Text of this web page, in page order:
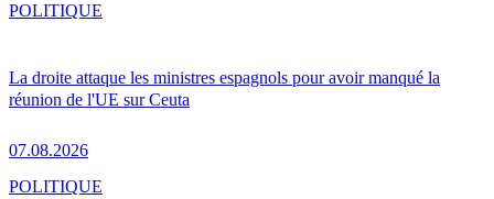
La droite attaque les ministres espagnols pour avoir manqué la
réunion de l'UE sur Ceuta
07.08.2026
POLITIQUE
POLITIQUE